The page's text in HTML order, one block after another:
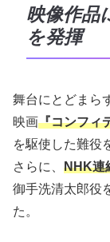
映像作品
を発揮
舞台にとどまら
映画『コンフィ
を駆使した難役
さらに、 NHK連
御手洗清太郎役
た。